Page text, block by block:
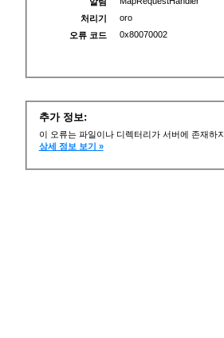
처리기
oro
오류 코드
0x80070002
추가 정보:
이 오류는 파일이나 디렉터리가 서버에 존재하
상세 정보 보기 »